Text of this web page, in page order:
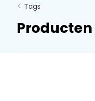
Tags